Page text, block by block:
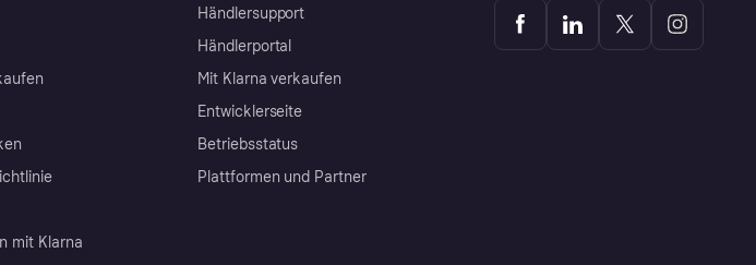
mit Klarna
Händlersupport
Händlerportal
Mit Klarna verkaufen
Entwicklerseite
Betriebsstatus
Plattformen und Partner